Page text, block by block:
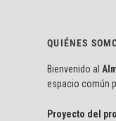
QUIÉNES
Bienvenido al
espacio común
Proyecto del